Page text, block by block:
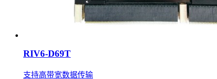
RIV6-D69T
支持高带宽数据传输